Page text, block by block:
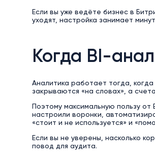
Если вы уже ведёте бизнес в
уходят, настройка занимает
Когда BI-
Аналитика работает тогда,
закрываются «на словах», а
Поэтому максимальную пользу
настроили воронки,
«стоит и не используется» и
Если вы не уверены, насколько
повод для аудита.